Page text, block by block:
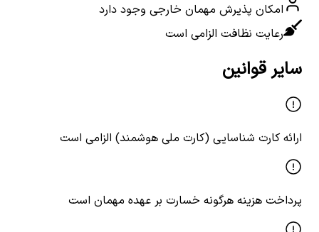
امکان پذیرش مهمان خارجی وجود دارد
رعایت نظافت الزامی است
سایر قوانین
ارائه کارت شناسایی (کارت ملی هوشمند) الزامی است
پرداخت هزینه هرگونه خسارت بر عهده مهمان است